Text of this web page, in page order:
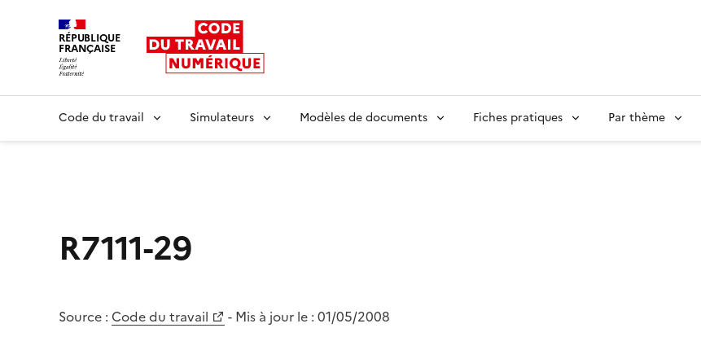
RÉPUBLIQUE
FRANÇAISE
Code du travail Simulateurs Modèles de documents Fiches pratiques Par thème
R7111-29
Source : Code du travail - Mis à jour le : 01/05/2008